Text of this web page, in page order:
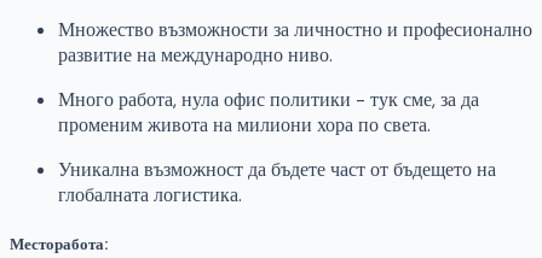
Множество възможности за личностно и професионално
развитие на международно ниво.
Много работа, нула офис политики - тук сме, за да
променим живота на милиони хора по света.
Уникална възможност да бъдете част от бъдещето на
глобалната логистика.
Месторабота: